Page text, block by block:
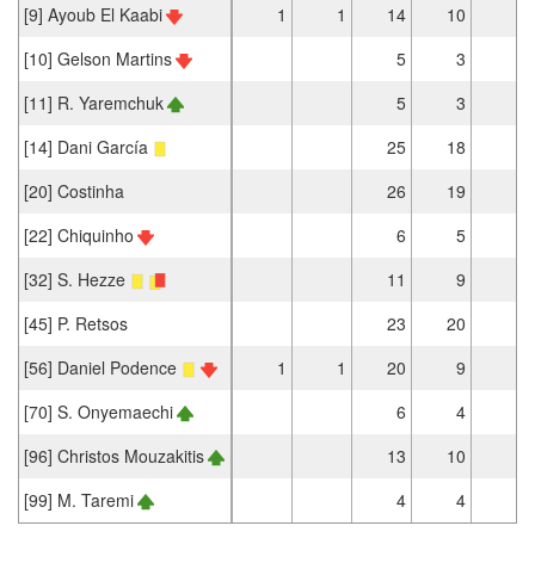
[9] Ayoub El Kaabi
1 1 14
10
[10] Gelson Martins
5
3
[11] R. Yaremchuk
5
3
[14] Dani García
25
18
[20] Costinha
26
19
[22] Chiquinho
6 5
[32] S. Hezze
11 9
[45] P. Retsos
23
20
[56] Daniel Podence
1 1 20
9
[70] S. Onyemaechi
6
4
[96] Christos Mouzakitis
13
10
[99] M. Taremi
4 4